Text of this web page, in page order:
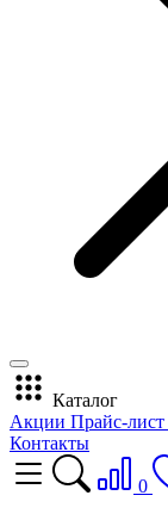
Каталог
Акции Прайс-лист
Контакты
0